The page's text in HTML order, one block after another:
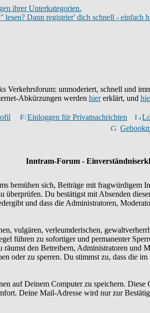
ihrer Unterkategorien.
lesen? Dann registrier' dich schnell - einfach
Verkehrsforum: unmoderiert, schnell und
Abkürzungen werden hiererklärt, und
Einloggen für Privatnachrichten
Inntram-Forum -
bemühen sich, Beiträge mit fragwürdigem
überprüfen. Du bestätigst mit Absenden
und dass die Administratoren,
vulgären, verleumderischen,
führen zu sofortiger und permanenter
den Betreibern, Administratoren und
oder zu sperren. Du stimmst zu, dass die
auf Deinem Computer zu speichern.
Deine Mail-Adresse wird nur zur